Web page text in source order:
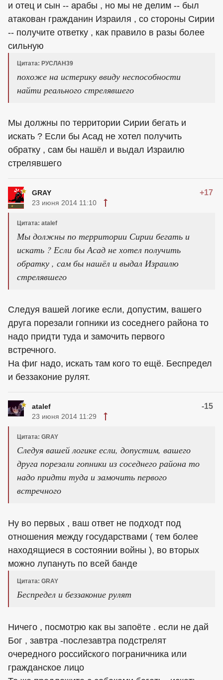
и отец и сын -- арабы , но мы не делим -- был
атакован гражданин Израиля , со стороны Сирии
-- получите ответку , как правило в разы более
сильную
Цитата: РУСЛАН39
похоже на истерику ввиду неспособности
найти реального стрелявшего
Мы должны по территории Сирии бегать и
искать ? Если бы Асад не хотел получить
обратку , сам бы нашёл и выдал Израилю
стрелявшего
GRAY +17
23 июня 2014 11:10
Цитата: atalef
Мы должны по территории Сирии бегать и
искать ? Если бы Асад не хотел получить
обратку , сам бы нашёл и выдал Израилю
стрелявшего
Следуя вашей логике если, допустим, вашего
друга порезали гопники из соседнего района то
надо придти туда и замочить первого
встречного.
На фиг надо, искать там кого то ещё. Беспредел
и беззаконие рулят.
atalef -15
23 июня 2014 11:29
Цитата: GRAY
Следуя вашей логике если, допустим, вашего
друга порезали гопники из соседнего района то
надо придти туда и замочить первого
встречного
Ну во первых , ваш ответ не подходт под
отношения между государствами ( тем более
находящиеся в состоянии войны ), во вторых
можно лупануть по всей банде
Цитата: GRAY
Беспредел и беззаконие рулят
Ничего , посмотрю как вы запоёте . если не дай
Бог , завтра -послезавтра подстрелят
очередного российского пограничника или
гражданское лицо